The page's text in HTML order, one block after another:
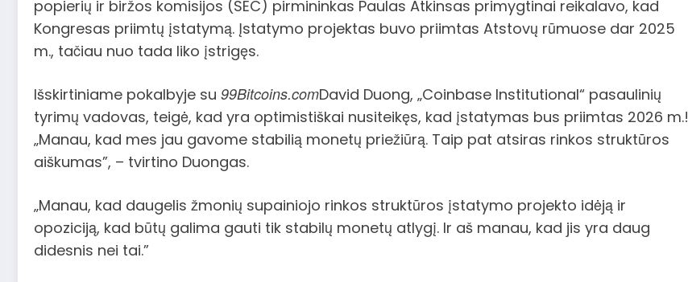
popierių ir biržos komisijos (SEC) pirmininkas Paulas Atkinsas primygtinai reikalavo, kad
Kongresas priimtų įstatymą. Įstatymo projektas buvo priimtas Atstovų rūmuose dar 2025
m., tačiau nuo tada liko įstrigęs.
Išskirtiniame pokalbyje su 99Bitcoins.comDavid Duong, „Coinbase Institutional“ pasaulinių
tyrimų vadovas, teigė, kad yra optimistiškai nusiteikęs, kad įstatymas bus priimtas 2026 m.!
„Manau, kad mes jau gavome stabilią monetų priežiūrą. Taip pat atsiras rinkos struktūros
aiškumas”, – tvirtino Duongas.
„Manau, kad daugelis žmonių supainiojo rinkos struktūros įstatymo projekto idėją ir
opoziciją, kad būtų galima gauti tik stabilų monetų atlygį. Ir aš manau, kad jis yra daug
didesnis nei tai.”